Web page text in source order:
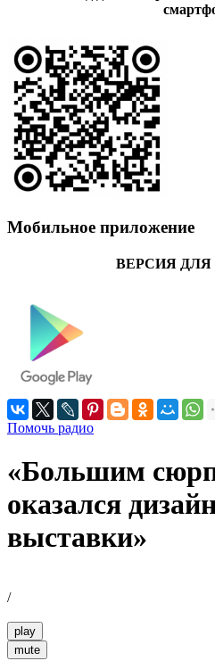
Мобильное приложение
ВЕРСИЯ ДЛЯ
Помочь радио
«Большим
оказался
выставки»
/
play
mute